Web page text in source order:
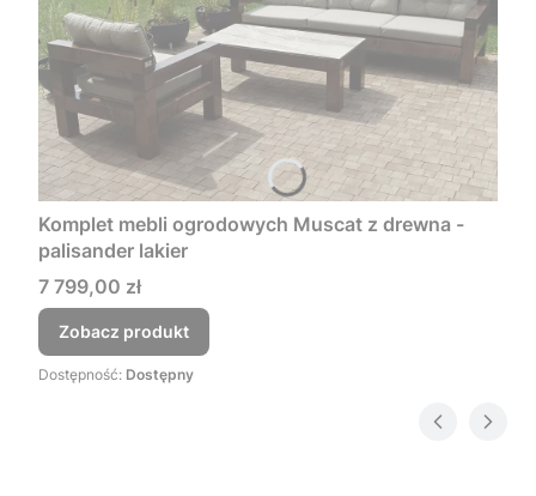
Komplet mebli ogrodowych Muscat z drewna -
palisander lakier
Cena
7 799,00 zł
Zobacz produkt
Dostępność: Dostępny